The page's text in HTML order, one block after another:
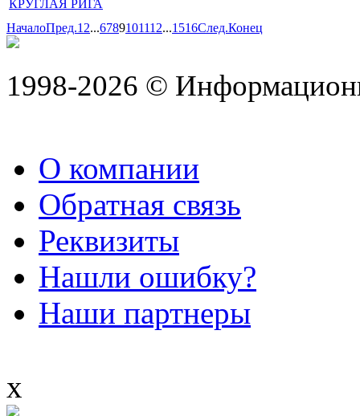
КРУГЛАЯ РИГА
НачалоПред.1 2...6789101112...1516След.Конец
1998-2026 ©
О компании
Обратная связь
Реквизиты
Нашли ошибку?
Наши партнеры
x